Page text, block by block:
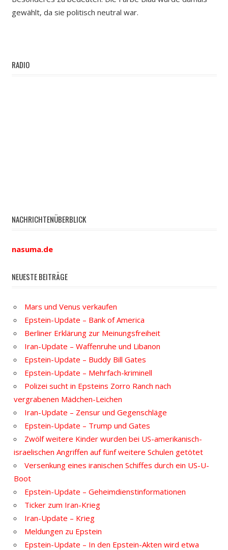
gewählt, da sie politisch neutral war.
RADIO
NACHRICHTENÜBERBLICK
nasuma.de
NEUESTE BEITRÄGE
Mars und Venus verkaufen
Epstein-Update – Bank of America
Berliner Erklärung zur Meinungsfreiheit
Iran-Update – Waffenruhe und Libanon
Epstein-Update – Buddy Bill Gates
Epstein-Update – Mehrfach-kriminell
Polizei sucht in Epsteins Zorro Ranch nach
vergrabenen Mädchen-Leichen
Iran-Update – Zensur und Gegenschläge
Epstein-Update – Trump und Gates
Zwölf weitere Kinder wurden bei US-amerikanisch-
israelischen Angriffen auf fünf weitere Schulen getötet
Versenkung eines iranischen Schiffes durch ein US-U-
Boot
Epstein-Update – Geheimdienstinformationen
Ticker zum Iran-Krieg
Iran-Update – Krieg
Meldungen zu Epstein
Epstein-Update – In den Epstein-Akten wird etwa